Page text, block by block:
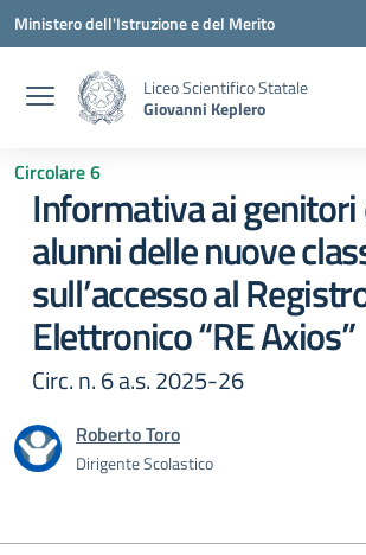
Vai ai contenuti
Vai al menu di navigazione
Vai al footer
Ministero dell'Istruzione e del Merito
Liceo Scientifico Statale
Giovanni Keplero
Circolare 6
Informativa ai genitori
alunni delle nuove
sull’accesso al
Elettronico “RE Axios”
Circ. n. 6 a.s. 2025-26
Roberto Toro
Dirigente Scolastico